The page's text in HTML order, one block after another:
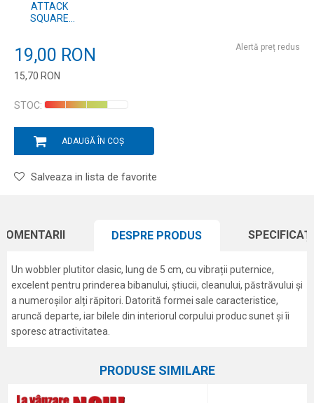
ATTACK
SQUARE
19,00 RON
15,70 RON
Alertă preț redus
STOC:
ADAUGĂ ÎN COȘ
Salveaza in lista de favorite
DESPRE PRODUS
Un wobbler plutitor clasic, lung de 5 cm, cu vibrații puternice,
excelent pentru prinderea bibanului, știucii, cleanului, păstrăvului și
a numeroșilor alți răpitori. Datorită formei sale caracteristice,
aruncă departe, iar bilele din interiorul corpului produc sunet și îi
sporesc atractivitatea.
Voblere
Marca
PRODUSE SIMILARE